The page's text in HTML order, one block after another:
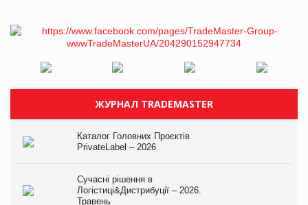
ЖУРНАЛ TRADEMASTER
Каталог Головних Проєктів
PrivateLabel – 2026
Сучасні рішення в
Логістиці&Дистрибуції – 2026.
Травень